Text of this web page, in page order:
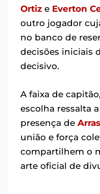
Ortiz e Everton
outro jogador
no banco de
decisões iniciais
decisivo.
A faixa de
escolha ressalta
presença de
união e força
compartilhem o
arte oficial de